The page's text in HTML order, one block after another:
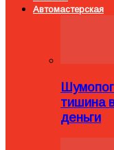
Автомастерская
тишина
деньги